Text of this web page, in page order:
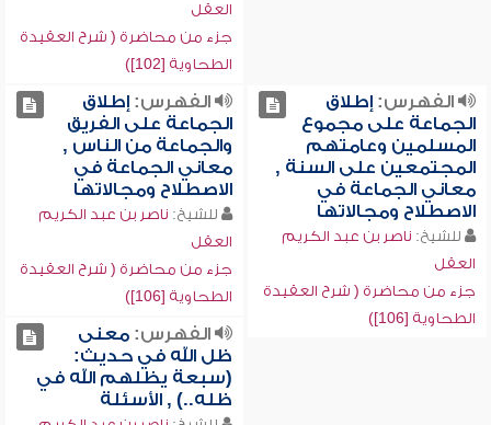
العقل
جزء من محاضرة ( شرح العقيدة
الطحاوية [102])
الفهرس:إطلاق
الجماعة على مجموع
المسلمين وعامتهم
المجتمعين على السنة ,
معاني الجماعة في
الاصطلاح ومجالاتها
للشيخ: ناصر بن عبد الكريم
العقل
جزء من محاضرة ( شرح العقيدة
الطحاوية [106])
الفهرس:إطلاق
الجماعة على الفريق
والجماعة من الناس ,
معاني الجماعة في
الاصطلاح ومجالاتها
للشيخ: ناصر بن عبد الكريم
العقل
جزء من محاضرة ( شرح العقيدة
الطحاوية [106])
الفهرس:معنى
ظل الله في حديث:
(سبعة يظلهم الله في
ظله..) , الأسئلة